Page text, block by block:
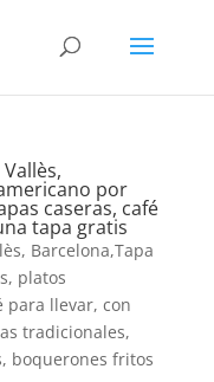
por
caseras, café
tapa gratis
Barcelona,Tapa
platos
para llevar, con
tradicionales,
boquerones fritos